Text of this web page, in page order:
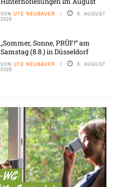
VON UTE NEUBAUER 6. AUGUST
2026
„Sommer, Sonne, PRÜF!“ am
Samstag (8.8.) in Düsseldorf
VON UTE NEUBAUER 6. AUGUST
2026